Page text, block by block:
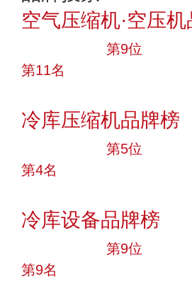
空气压缩机·空压
第9位
第11名
冷库压缩机品牌榜
第5位
第4名
冷库设备品牌榜
第9位
第9名